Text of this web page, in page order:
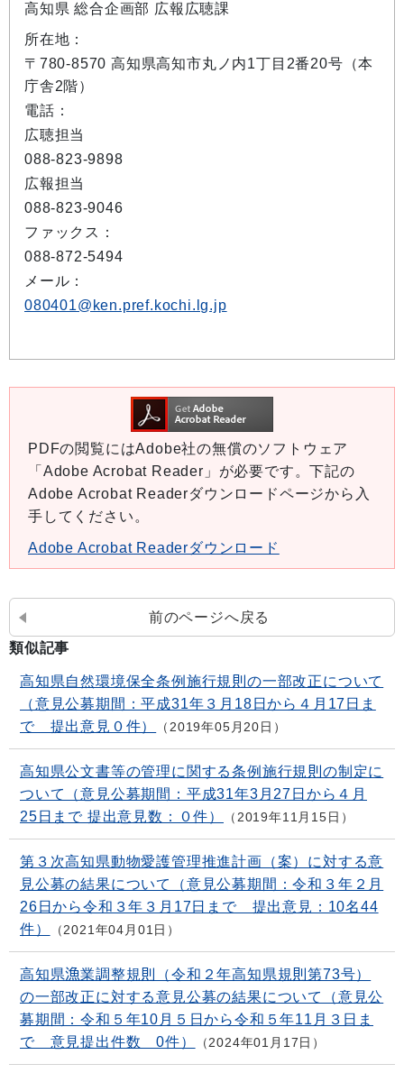
高知県 総合企画部 広報広聴課
所在地：
〒780-8570 高知県高知市丸ノ内1丁目2番20号（本
庁舎2階）
電話：
広聴担当
088-823-9898
広報担当
088-823-9046
ファックス：
088-872-5494
メール：
080401@ken.pref.kochi.lg.jp
PDFの閲覧にはAdobe社の無償のソフトウェア
「Adobe Acrobat Reader」が必要です。下記の
Adobe Acrobat Readerダウンロードページから入
手してください。
Adobe Acrobat Readerダウンロード
前のページへ戻る
類似記事
高知県自然環境保全条例施行規則の一部改正について
（意見公募期間：平成31年３月18日から４月17日ま
で 提出意見０件）
2019年05月20日
高知県公文書等の管理に関する条例施行規則の制定に
ついて（意見公募期間：平成31年3月27日から４月
25日まで 提出意見数：０件）
2019年11月15日
第３次高知県動物愛護管理推進計画（案）に対する意
見公募の結果について（意見公募期間：令和３年２月
26日から令和３年３月17日まで 提出意見：10名44
件）
2021年04月01日
高知県漁業調整規則（令和２年高知県規則第73号）
の一部改正に対する意見公募の結果について（意見公
募期間：令和５年10月５日から令和５年11月３日ま
で 意見提出件数 0件）
2024年01月17日